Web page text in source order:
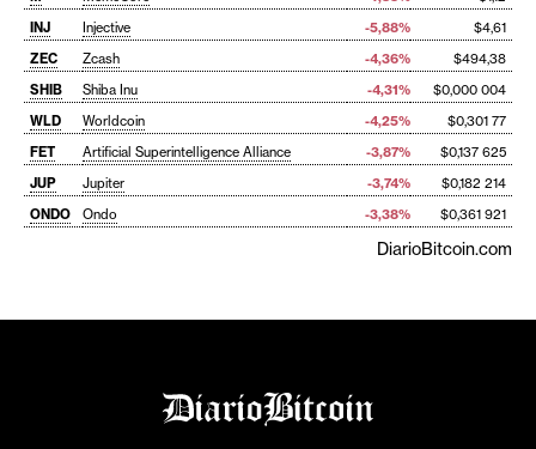
INJ
Injective -5,88%
$4,61
ZEC
Zcash -4,36%
$494,38
SHIB
Shiba Inu -4,31%
$0,000 004
WLD
Worldcoin -4,25%
$0,301 77
FET
Artificial Superintelligence Alliance -3,87%
$0,137 625
JUP
Jupiter -3,74%
$0,182 214
ONDO
Ondo -3,38% $0,361 921
DiarioBitcoin.com